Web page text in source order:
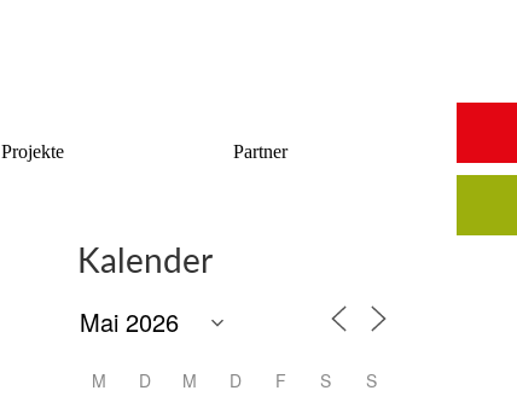
Projekte Partner
Kalender
M D M D F S S